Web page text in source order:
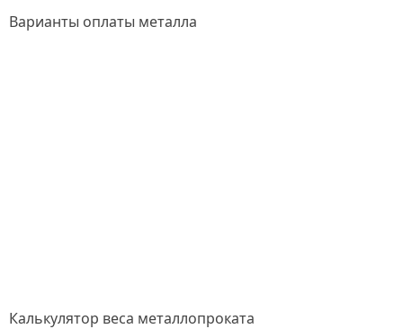
Варианты оплаты металла
Калькулятор веса металлопроката